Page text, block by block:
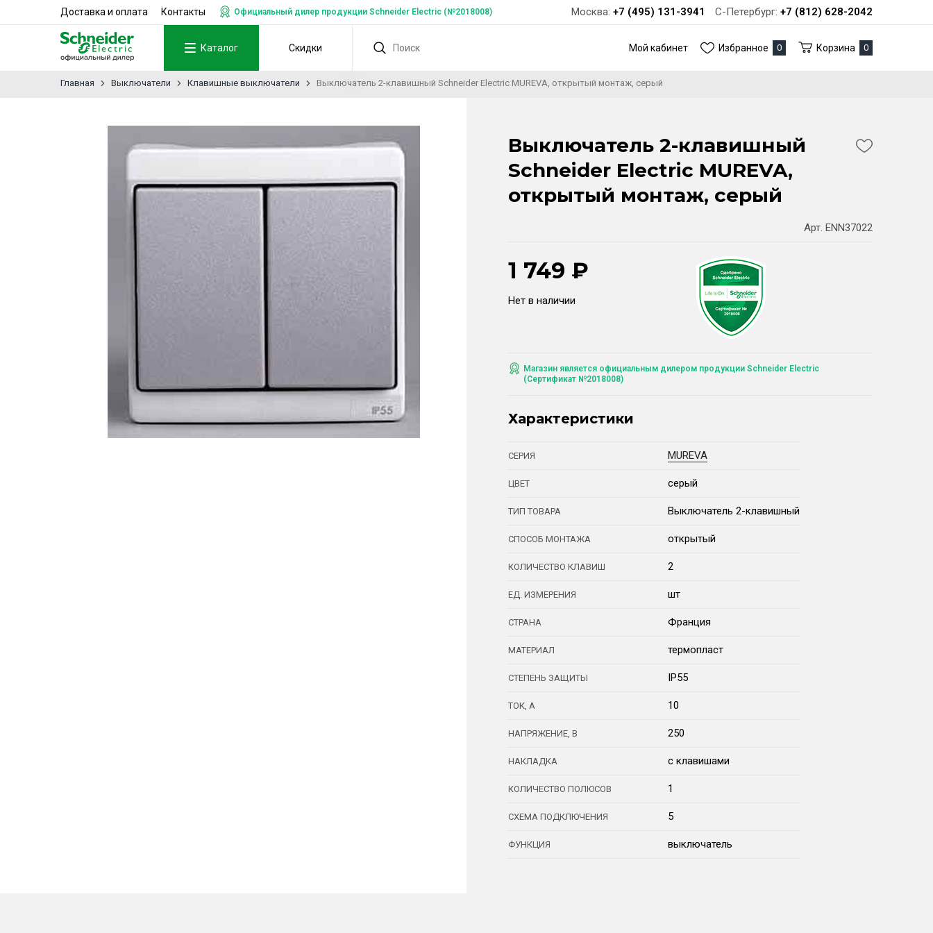
Доставка и оплата Контакты Официальный дилер продукции Schneider Electric (№2018008) Москва: +7 (495) 131-3941 С-Петербург: +7 (812) 628-2042
Каталог Скидки Мой кабинет Избранное 0 Корзина 0
Главная Выключатели Клавишные выключатели Выключатель 2-клавишный Schneider Electric MUREVA, открытый монтаж, серый
Выключатель 2-клавишный
Schneider Electric MUREVA,
открытый монтаж, серый
Арт. ENN37022
1 749 ₽
Нет в наличии
Магазин является официальным дилером продукции Schneider Electric
(Сертификат №2018008)
Характеристики
СЕРИЯ MUREVA
ЦВЕТ серый
ТИП ТОВАРА Выключатель 2-клавишный
СПОСОБ МОНТАЖА открытый
КОЛИЧЕСТВО КЛАВИШ 2
ЕД. ИЗМЕРЕНИЯ шт
СТРАНА Франция
МАТЕРИАЛ термопласт
СТЕПЕНЬ ЗАЩИТЫ IP55
ТОК, А 10
НАПРЯЖЕНИЕ, В 250
НАКЛАДКА с клавишами
КОЛИЧЕСТВО ПОЛЮСОВ 1
СХЕМА ПОДКЛЮЧЕНИЯ 5
ФУНКЦИЯ выключатель